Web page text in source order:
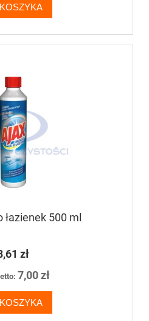
łazienek 500 ml
zł
7,00 zł